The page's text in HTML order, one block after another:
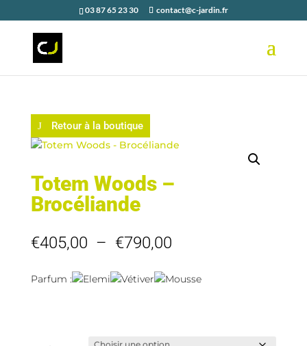
03 87 65 23 30 contact@c-jardin.fr
Retour à la boutique
Totem Woods –
Brocéliande
€405,00 – €790,00Plage
prix :
Parfum : Elemi Vétiver Mousse